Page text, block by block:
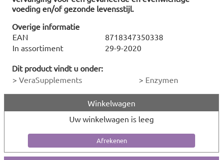
voeding en/of gezonde levensstijl.
Overige informatie
EAN
8718347350338
In assortiment
29-9-2020
Dit product vindt u onder:
> VeraSupplements > Enzymen
Winkelwagen
Uw winkelwagen is leeg